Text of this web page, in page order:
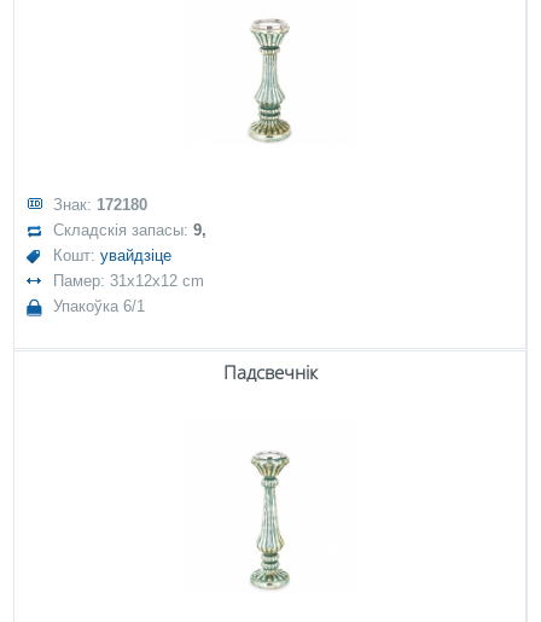
Знак: 172180
Складскія запасы:9,
Кошт:увайдзіце
Памер: 31x12x12 cm
Упакоўка 6/1
Падсвечнік